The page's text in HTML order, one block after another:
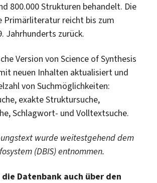
800.000 Strukturen behandelt. Die
Primärliteratur reicht bis zum
Jahrhunderts zurück.
Version von Science of Synthesis
neuen Inhalten aktualisiert und
von Suchmöglichkeiten:
exakte Struktursuche,
Schlagwort- und Volltextsuche.
wurde weitestgehenddem
(DBIS) entnommen.
Datenbank auch über den